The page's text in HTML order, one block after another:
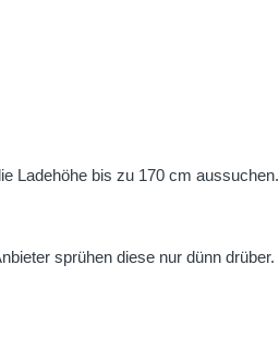
Ladehöhe bis zu 170 cm aussuchen.
sprühen diese nur dünn drüber.